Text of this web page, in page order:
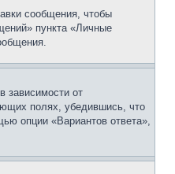
сообщения, чтобы
пункта «Личные
зависимости от
полях, убедившись, что
опции «Вариантов ответа»,